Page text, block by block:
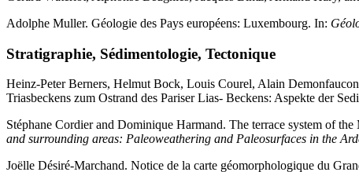
Adolphe Muller. Géologie des Pays européens: Luxembourg. In:
Stratigraphie, Sédimentologie, Tectonique
Heinz-Peter Berners, Helmut Bock, Louis Courel, Alain
Triasbeckens zum Ostrand des Pariser Lias- Beckens: Aspekte der
Stéphane Cordier and Dominique Harmand. The terrace system of
and surrounding areas: Paleoweathering and Paleosurfaces in the
Joëlle Désiré-Marchand. Notice de la carte géomorphologique du